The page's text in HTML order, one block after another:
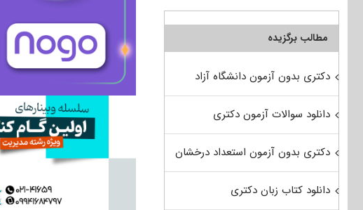
مطالب برگزیده
دکتری بدون آزمون دانشگاه آزاد
دانلود سوالات آزمون دکتری
دکتری بدون آزمون استعداد درخشان
دانلود کتاب زبان دکتری